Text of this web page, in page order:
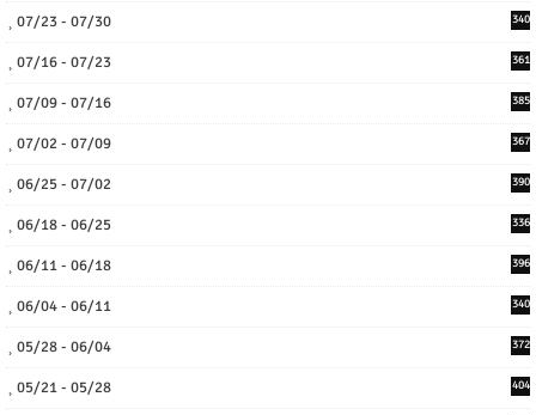
07/23 - 07/30 340
07/16 - 07/23 361
07/09 - 07/16 385
07/02 - 07/09 367
06/25 - 07/02 390
06/18 - 06/25 336
06/11 - 06/18 396
06/04 - 06/11 340
05/28 - 06/04 372
05/21 - 05/28 404